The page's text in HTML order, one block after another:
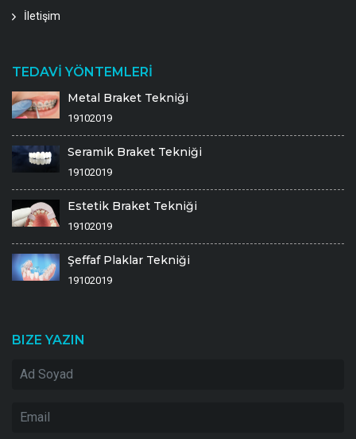
İletişim
TEDAVİ YÖNTEMLERİ
Metal Braket Tekniği
19102019
Seramik Braket Tekniği
19102019
Estetik Braket Tekniği
19102019
Şeffaf Plaklar Tekniği
19102019
BIZE YAZIN